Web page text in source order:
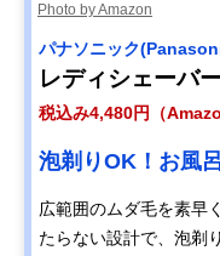
Photo by Amazon
パナソニック
レディシェーバ
税込み4,480円（
泡剃りOK！お風
広範囲のムダ毛を素早
たらない設計で、泡剃